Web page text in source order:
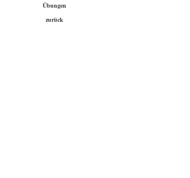
Übungen
zurück